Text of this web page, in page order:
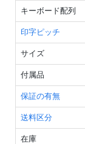
キーボード配列
印字ピッチ
サイズ
付属品
保証の有無
送料区分
在庫